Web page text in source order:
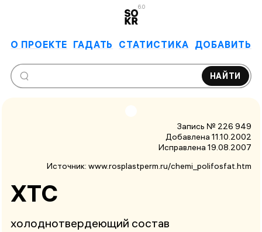
6.0
О ПРОЕКТЕ ГАДАТЬ СТАТИСТИКА ДОБАВИТЬ
НАЙТИ
Запись № 226 949
Добавлена 11.10.2002
Исправлена 19.08.2007
Источник: www.rosplastperm.ru/chemi_polifosfat.htm
ХТС
холоднотвердеющий состав